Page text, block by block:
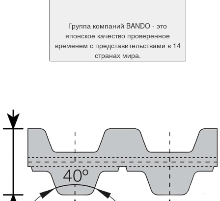
Группа компаний BANDO - это
японское качество проверенное
временем с представительствами в 14
странах мира.